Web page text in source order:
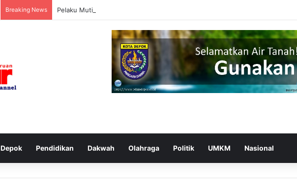
Breaking News Pelaku Mutilasi yang Menggegerkan Depok, Berhasil Ditangkap
Depok Pendidikan Dakwah Olahraga Politik UMKM Nasional